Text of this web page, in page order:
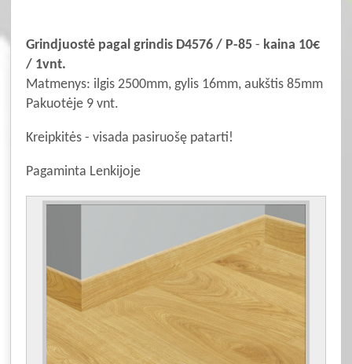
Grindjuostė pagal grindis D4576 / P-85- kaina 10€
/ 1vnt.
Matmenys: ilgis 2500mm, gylis 16mm, aukštis 85mm
Pakuotėje 9 vnt.
Kreipkitės - visada pasiruošę patarti!
Pagaminta Lenkijoje